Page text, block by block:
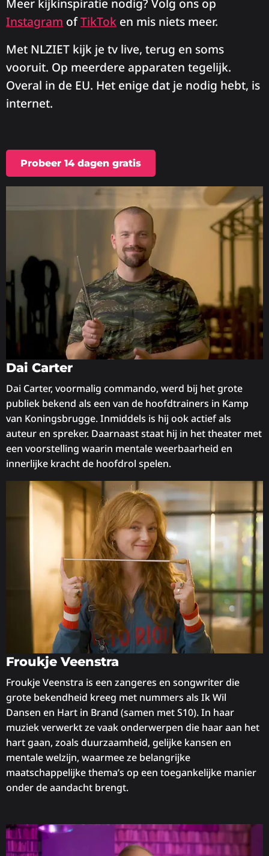
Meer kijkinspiratie nodig? Volg ons op
Instagram ofTikTok en mis niets meer.
Met NLZIET kijk je tv live, terug en soms
vooruit. Op meerdere apparaten tegelijk.
Overal in de EU. Het enige dat je nodig hebt, is
internet.
Probeer 14 dagen gratis
Dai Carter
Dai Carter, voormalig commando, werd bij het grote
publiek bekend als een van de hoofdtrainers in Kamp
van Koningsbrugge. Inmiddels is hij ook actief als
auteur en spreker. Daarnaast staat hij in het theater met
een voorstelling waarin mentale weerbaarheid en
innerlijke kracht de hoofdrol spelen.
Froukje Veenstra
Froukje Veenstra is een zangeres en songwriter die
grote bekendheid kreeg met nummers als Ik Wil
Dansen en Hart in Brand (samen met S10). In haar
muziek verwerkt ze vaak onderwerpen die haar aan het
hart gaan, zoals duurzaamheid, gelijke kansen en
mentale welzijn, waarmee ze belangrijke
maatschappelijke thema’s op een toegankelijke manier
onder de aandacht brengt.